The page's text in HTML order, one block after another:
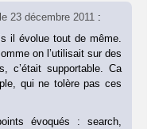
le 23 décembre 2011 :
il évolue tout de même.
on l’utilisait sur des
c’était supportable. Ca
qui ne tolère pas ces
évoqués : search,